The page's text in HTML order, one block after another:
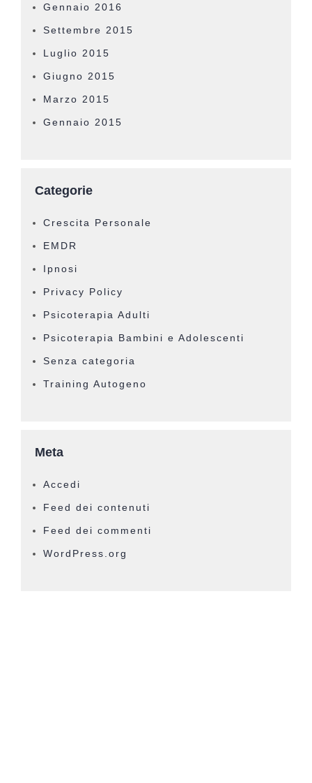
Gennaio 2016
Settembre 2015
Luglio 2015
Giugno 2015
Marzo 2015
Gennaio 2015
Categorie
Crescita Personale
EMDR
Ipnosi
Privacy Policy
Psicoterapia Adulti
Psicoterapia Bambini e Adolescenti
Senza categoria
Training Autogeno
Meta
Accedi
Feed dei contenuti
Feed dei commenti
WordPress.org